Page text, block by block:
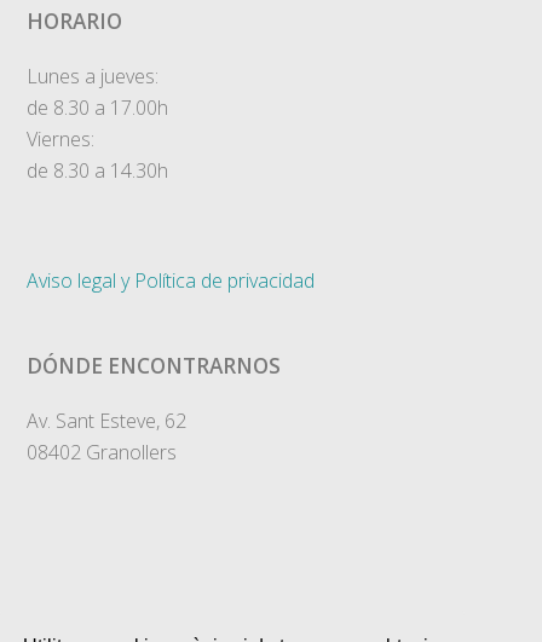
HORARIO
Lunes a jueves:
de 8.30 a 17.00h
Viernes:
de 8.30 a 14.30h
Aviso legal y Política de privacidad
DÓNDE ENCONTRARNOS
Av. Sant Esteve, 62
08402 Granollers